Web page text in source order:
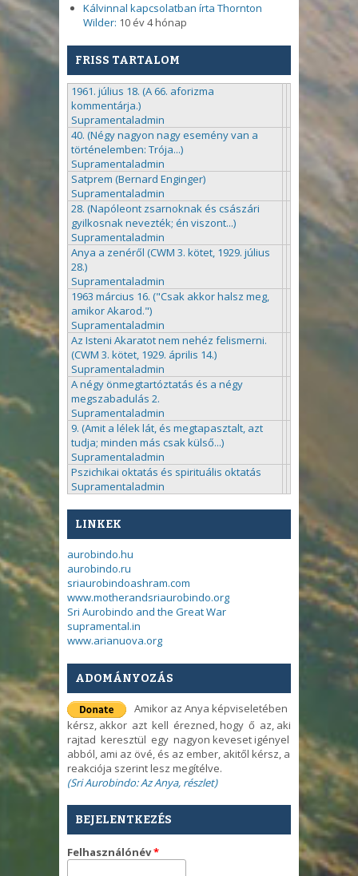
Kálvinnal kapcsolatban írta Thornton
Wilder: 10 év 4 hónap
FRISS TARTALOM
1961. július 18. (A 66. aforizma
kommentárja.)
Supramentaladmin
40. (Négy nagyon nagy esemény van a
történelemben: Trója...)
Supramentaladmin
Satprem (Bernard Enginger)
Supramentaladmin
28. (Napóleont zsarnoknak és császári
gyilkosnak nevezték; én viszont...)
Supramentaladmin
Anya a zenéről (CWM 3. kötet, 1929. július
28.)
Supramentaladmin
1963 március 16. ("Csak akkor halsz meg,
amikor Akarod.")
Supramentaladmin
Az Isteni Akaratot nem nehéz felismerni.
(CWM 3. kötet, 1929. április 14.)
Supramentaladmin
A négy önmegtartóztatás és a négy
megszabadulás 2.
Supramentaladmin
9. (Amit a lélek lát, és megtapasztalt, azt
tudja; minden más csak külső...)
Supramentaladmin
Pszichikai oktatás és spirituális oktatás
Supramentaladmin
LINKEK
aurobindo.hu
aurobindo.ru
sriaurobindoashram.com
www.motherandsriaurobindo.org
Sri Aurobindo and the Great War
supramental.in
www.arianuova.org
ADOMÁNYOZÁS
Amikor az Anya képviseletében
kérsz, akkor azt kell érezned, hogy ő az, aki
rajtad keresztül egy nagyon keveset igényel
abból, ami az övé, és az ember, akitől kérsz, a
reakciója szerint lesz megítélve.
(Sri Aurobindo: Az Anya, részlet)
BEJELENTKEZÉS
Felhasználónév*